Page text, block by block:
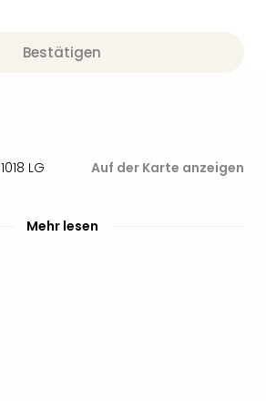
Bestätigen
1018 LG
Auf der Karte anzeigen
Mehr lesen